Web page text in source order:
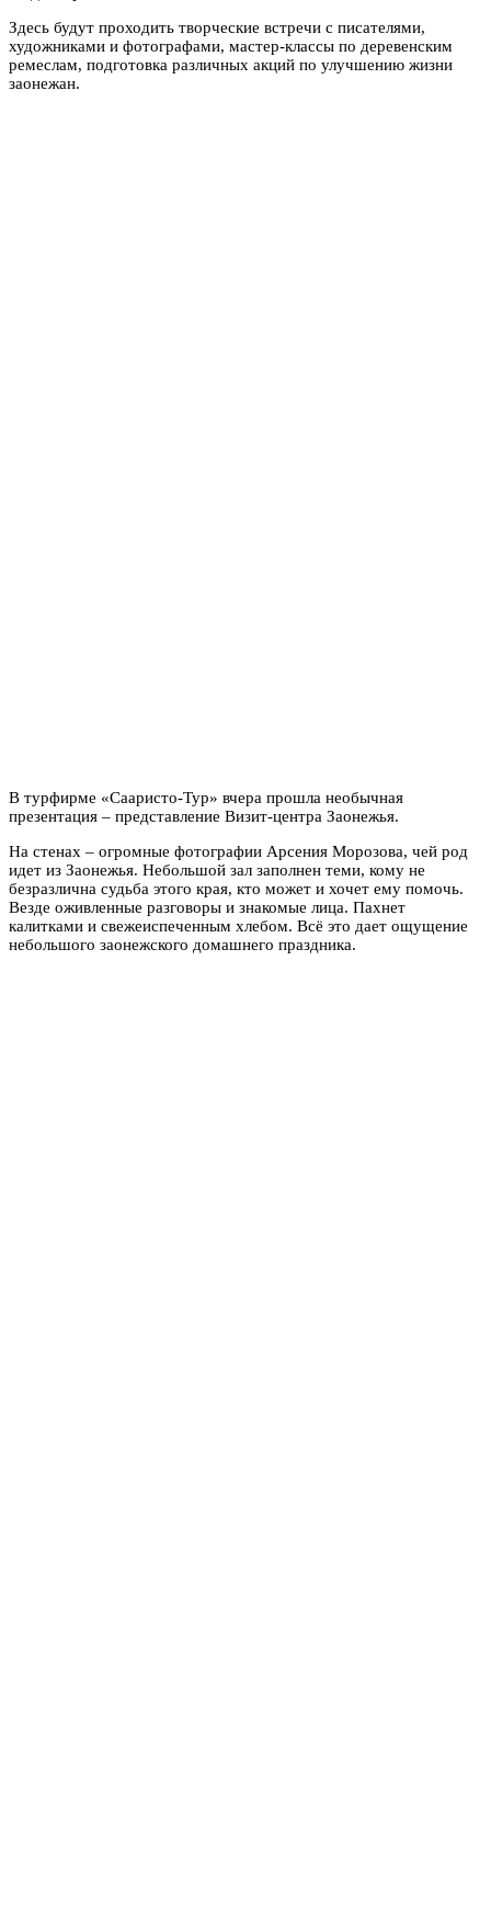
Здесь будут проходить творческие встречи с писателями,
художниками и фотографами, мастер-классы по деревенским
ремеслам, подготовка различных акций по улучшению жизни
заонежан.
В турфирме «Сааристо-Тур» вчера прошла необычная
презентация – представление Визит-центра Заонежья.
На стенах – огромные фотографии Арсения Морозова, чей род
идет из Заонежья. Небольшой зал заполнен теми, кому не
безразлична судьба этого края, кто может и хочет ему помочь.
Везде оживленные разговоры и знакомые лица. Пахнет
калитками и свежеиспеченным хлебом. Всё это дает ощущение
небольшого заонежского домашнего праздника.